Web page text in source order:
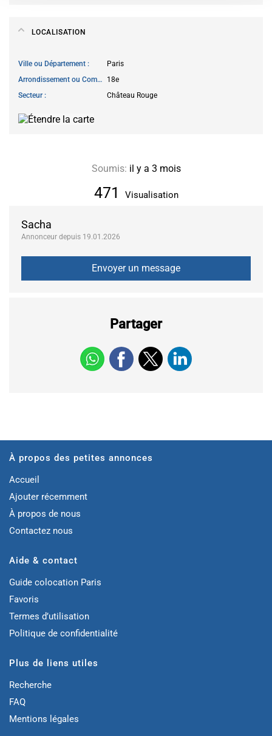
Sacha
Annonceur depuis 19.01.2026
Partager
LOCALISATION
Ville ou Département
Paris
Arrondissement ou Commune
18e
Secteur
Château Rouge
471 Visualisation
Soumis: il y a 3 mois
À propos des petites annonces
Accueil
Ajouter récemment
À propos de nous
Contactez nous
Aide & contact
Guide colocation Paris
Favoris
Termes d’utilisation
Politique de confidentialité
Plus de liens utiles
Recherche
FAQ
Mentions légales